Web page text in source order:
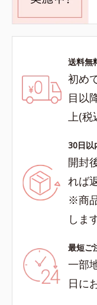
送料無
初め
目以
上(
30日以
開封
れば
※商
しま
最短ご
一部
日に